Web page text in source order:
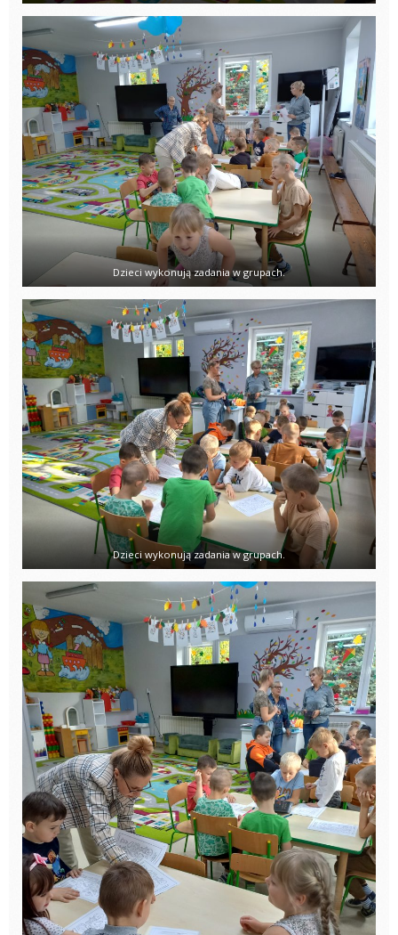
Dzieci wykonują zadania w grupach.
Dzieci wykonują zadania w grupach.